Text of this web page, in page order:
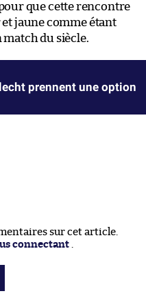
que cette rencontre
jaune comme étant
match du siècle.
prennent une option
sur cet article.
connectant .